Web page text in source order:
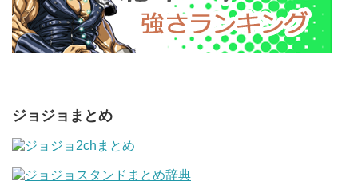
ジョジョまとめ